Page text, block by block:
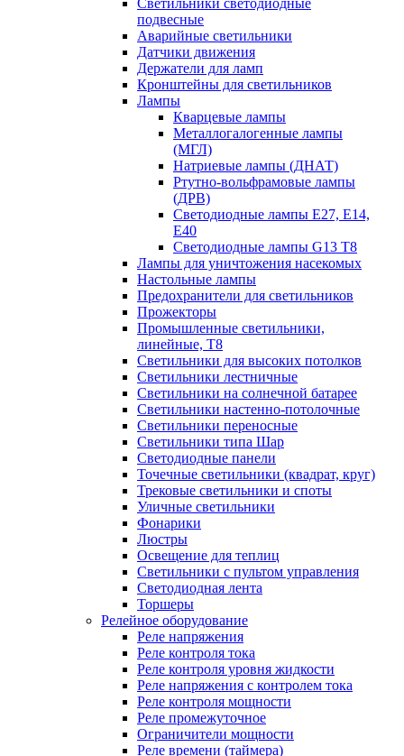
подвесные
Аварийные светильники
Датчики движения
Держатели для ламп
Кронштейны для светильников
Лампы
Кварцевые лампы
Металлогалогенные лампы
(МГЛ)
Натриевые лампы (ДНАТ)
Ртутно-вольфрамовые лампы
(ДРВ)
Светодиодные лампы E27, E14,
E40
Светодиодные лампы G13 Т8
Лампы для уничтожения насекомых
Настольные лампы
Предохранители для светильников
Прожекторы
Промышленные светильники,
линейные, Т8
Светильники для высоких потолков
Светильники лестничные
Светильники на солнечной батарее
Светильники настенно-потолочные
Светильники переносные
Светильники типа Шар
Светодиодные панели
Точечные светильники (квадрат, круг)
Трековые светильники и споты
Уличные светильники
Фонарики
Люстры
Освещение для теплиц
Светильники с пультом управления
Светодиодная лента
Торшеры
Релейное оборудование
Реле напряжения
Реле контроля тока
Реле контроля уровня жидкости
Реле напряжения с контролем тока
Реле контроля мощности
Реле промежуточное
Ограничители мощности
Реле времени (таймера)